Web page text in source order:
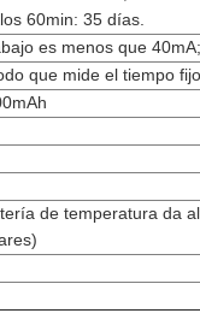
60min: 35 días.
es menos que 40mA;
que mide el tiempo
de temperatura da